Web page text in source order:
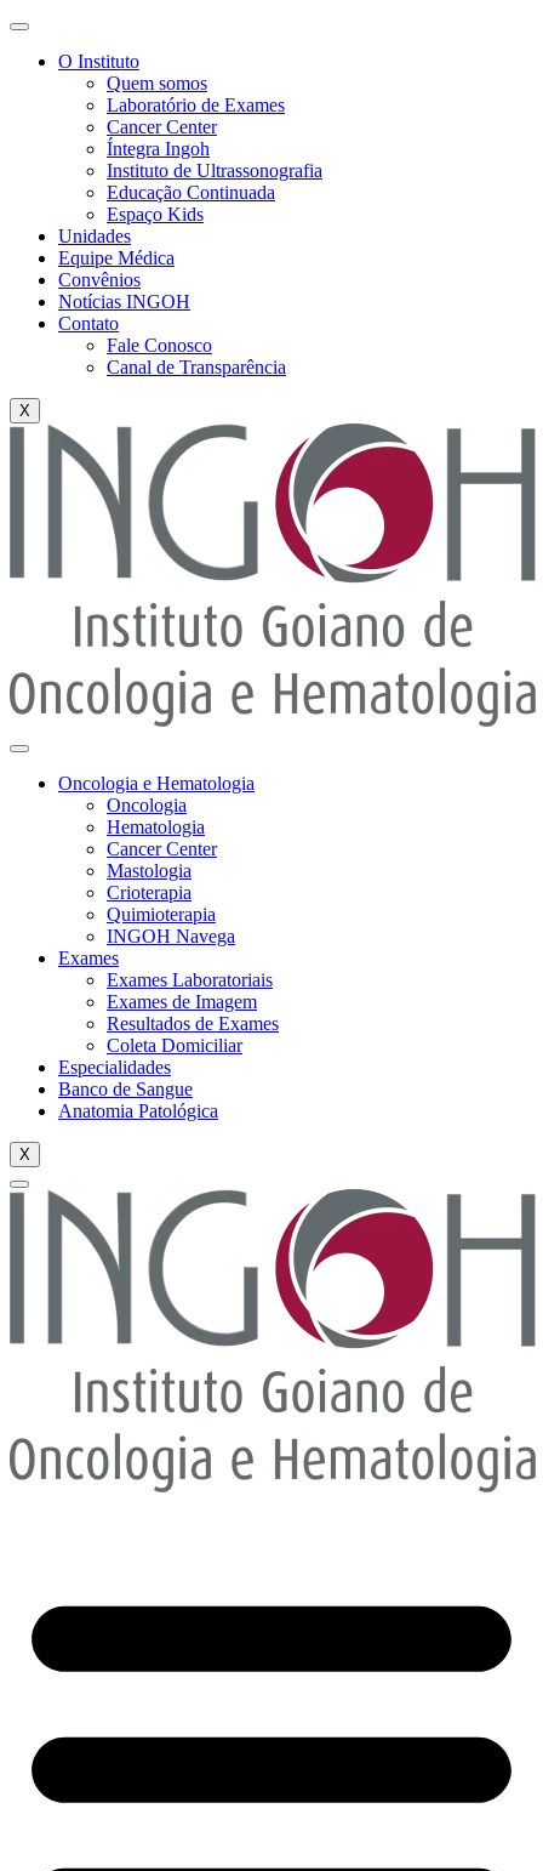
O Instituto
Quem somos
Laboratório de Exames
Cancer Center
Íntegra Ingoh
Instituto de Ultrassonografia
Educação Continuada
Espaço Kids
Unidades
Equipe Médica
Convênios
Notícias INGOH
Contato
Fale Conosco
Canal de Transparência
X
Oncologia e Hematologia
Oncologia
Hematologia
Cancer Center
Mastologia
Crioterapia
Quimioterapia
INGOH Navega
Exames
Exames Laboratoriais
Exames de Imagem
Resultados de Exames
Coleta Domiciliar
Especialidades
Banco de Sangue
Anatomia Patológica
X